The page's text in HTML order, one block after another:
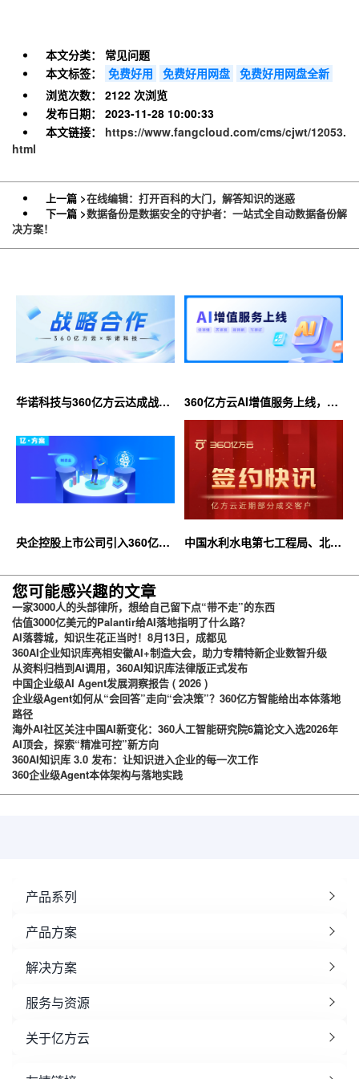
本文分类：
常见问题
本文标签：
免费好用 免费好用网盘 免费好用网盘全新
浏览次数：
2122 次浏览
发布日期：
2023-11-28 10:00:33
本文链接：
https://www.fangcloud.com/cms/cjwt/12053.
html
上一篇 >在线编辑：打开百科的大门，解答知识的迷惑
下一篇 >数据备份是数据安全的守护者：一站式全自动数据备份解
决方案！
华诺科技与360亿方云达成战略
360亿方云AI增值服务上线，超
大限时优惠等你来！
央企控股上市公司引入360亿方
台
中国水利水电第七工程局、北京
您可能感兴趣的文章
一家3000人的头部律所，想给自己留下点“带不走”的东西
估值3000亿美元的Palantir给AI落地指明了什么路？
AI落蓉城，知识生花正当时！8月13日，成都见
360AI企业知识库亮相安徽AI+制造大会，助力专精特新企业数智升级
从资料归档到AI调用，360AI知识库法律版正式发布
中国企业级AI Agent发展洞察报告 ( 2026 )
企业级Agent如何从“会回答”走向“会决策”？360亿方智能给出本体落地
路径
海外AI社区关注中国AI新变化：360人工智能研究院6篇论文入选2026年
AI顶会，探索“精准可控”新方向
360AI知识库 3.0 发布：让知识进入企业的每一次工作
360企业级Agent本体架构与落地实践
产品系列
产品方案
解决方案
服务与资源
关于亿方云